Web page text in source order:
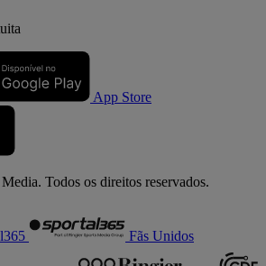
App Store
Todos os direitos reservados.
Fãs Unidos